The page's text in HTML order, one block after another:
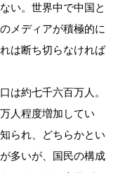
い。世界中で中国と
メディアが積極的に
は断ち切らなければ
は約七千六百万人。
人程度増加してい
られ、どちらかとい
多いが、国民の構成